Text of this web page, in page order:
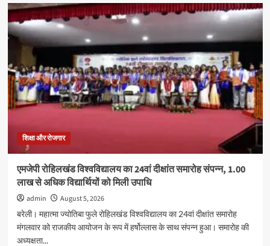
छात्रों
के
अधिकारों
को
रामपुर
में
युवा
कांग्रेस
कई
दी
गिरफ्तारी
शिक्षा और रोजगार
एमजेपी रोहिलखंड विश्वविद्यालय का 24वां दीक्षांत समारोह संपन्न, 1.00
लाख से अधिक विद्यार्थियों को मिली उपाधि
admin
August 5, 2026
बरेली। महात्मा ज्योतिबा फुले रोहिलखंड विश्वविद्यालय का 24वां दीक्षांत समारोह
मंगलवार को राजकीय आयोजन के रूप में हर्षोल्लास के साथ संपन्न हुआ। समारोह की
अध्यक्षता...